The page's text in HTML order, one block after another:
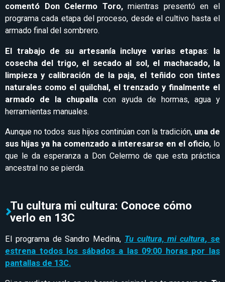
comentó Don Celermo Toro,mientras presentó en el
programa cada etapa del proceso, desde el cultivo hasta el
armado final del sombrero.
El trabajo de su artesanía incluye varias etapas: la
cosecha del trigo, el secado al sol, el machacado, la
limpieza y calibración de la paja, el teñido con tintes
naturales como el quilchal, el trenzado y finalmente el
armado de la chupallacon ayuda de hormas, agua y
herramientas manuales.
Aunque no todos sus hijos continúan con la tradición, una de
sus hijas ya ha comenzado a interesarse en el oficio, lo
que le da esperanza a Don Celermo de que esta práctica
ancestral no se pierda.
Tu cultura mi cultura: Conoce cómo
verlo en 13C
El programa de Sandro Medina, Tu cultura, mi cultura, se
estrena todos los sábados a las 09:00 horas por las
pantallas de 13C.